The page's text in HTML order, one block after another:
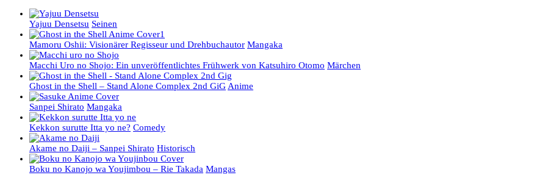
Yajuu Densetsu Seinen
Mamoru Oshii: Visionärer Regisseur und Drehbuchautor Mangaka
Macchi Uro no Shojo: Ein unveröffentlichtes Frühwerk von Katsuhiro Otomo Märchen
Ghost in the Shell – Stand Alone Complex 2nd GiG Anime
Sanpei Shirato Mangaka
Kekkon surutte Itta yo ne? Comedy
Akame no Daiji – Sanpei Shirato Historisch
Boku no Kanojo wa Youjimbou – Rie Takada Mangas